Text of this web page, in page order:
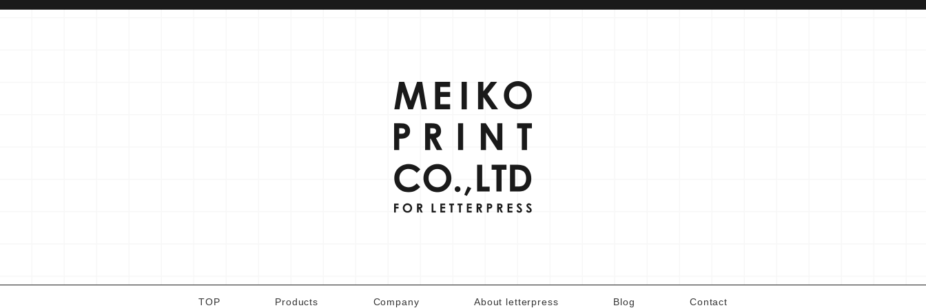
TOP Products Company About letterpress Blog Contact